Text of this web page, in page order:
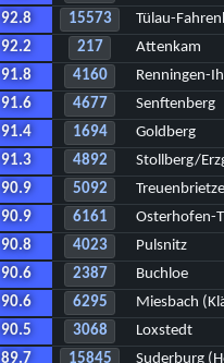
92.8
15573
Tülau-
92.2
217
Attenkam
91.8
4160
Renningen-
91.6
4677
Senftenberg
91.4
1694
Goldberg
91.3
4892
Stollberg/
90.9
5092
90.9
6161
Osterhofen-
90.8
4023
Pulsnitz
90.6
2387
Buchloe
90.6
6295
Miesbach
90.5
3068
Loxstedt
89.7
15845 Suderburg